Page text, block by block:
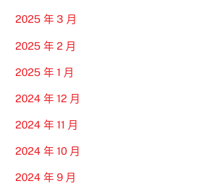
2025 年 3 月
2025 年 2 月
2025 年 1 月
2024 年 12 月
2024 年 11 月
2024 年 10 月
2024 年 9 月